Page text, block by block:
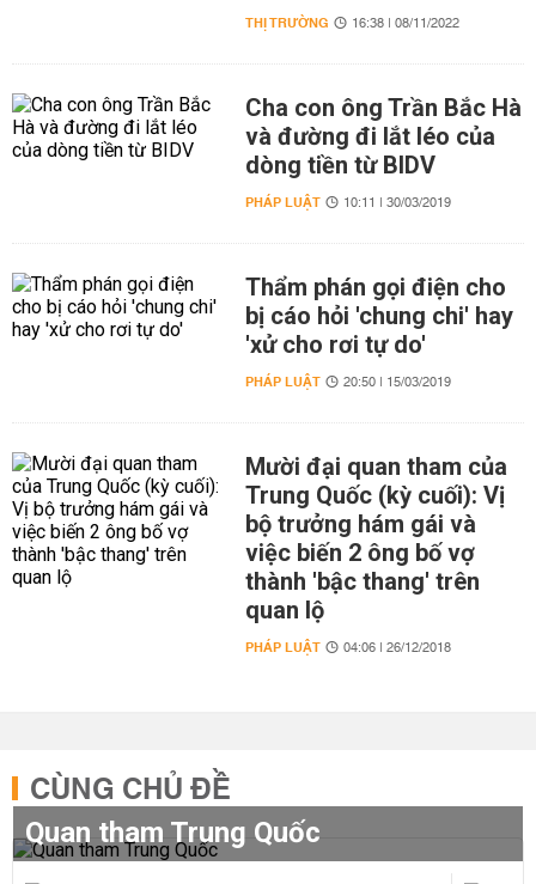
THỊ TRƯỜNG 16:38 | 08/11/2022
Cha con ông Trần Bắc Hà
và đường đi lắt léo của
dòng tiền từ BIDV
PHÁP LUẬT 10:11 | 30/03/2019
Thẩm phán gọi điện cho
bị cáo hỏi 'chung chi' hay
'xử cho rơi tự do'
PHÁP LUẬT 20:50 | 15/03/2019
Mười đại quan tham của
Trung Quốc (kỳ cuối): Vị
bộ trưởng hám gái và
việc biến 2 ông bố vợ
thành 'bậc thang' trên
quan lộ
PHÁP LUẬT 04:06 | 26/12/2018
CÙNG CHỦ ĐỀ
Quan tham Trung Quốc